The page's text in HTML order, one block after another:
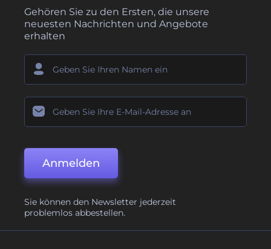
Gehören Sie zu den Ersten, die unsere
neuesten Nachrichten und Angebote
erhalten
Anmelden
Sie können den Newsletter jederzeit
problemlos abbestellen.